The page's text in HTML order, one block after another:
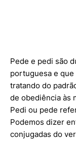
Pede e pedi são
portuguesa e
tratando do
de obediência às
Pedi ou pede
Podemos dizer
conjugadas do